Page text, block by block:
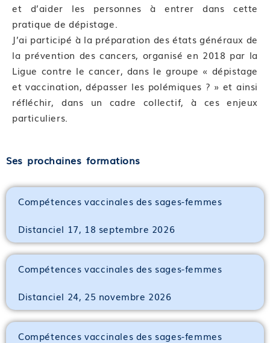
et d’aider les personnes à entrer dans cette
pratique de dépistage.
J’ai participé à la préparation des états généraux de
la prévention des cancers, organisé en 2018 par la
Ligue contre le cancer, dans le groupe « dépistage
et vaccination, dépasser les polémiques ? » et ainsi
réfléchir, dans un cadre collectif, à ces enjeux
particuliers.
Ses prochaines formations
Compétences vaccinales des sages-femmes
Distanciel 17, 18 septembre 2026
Compétences vaccinales des sages-femmes
Distanciel 24, 25 novembre 2026
Compétences vaccinales des sages-femmes